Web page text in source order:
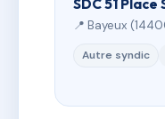
SDC 51
📍 Bayeux
Autre syndic